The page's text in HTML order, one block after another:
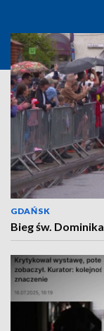
GDAŃSK
Bieg św. Dominika